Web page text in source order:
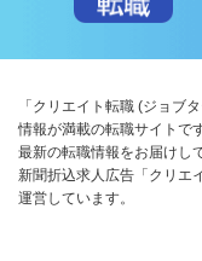
「クリエイト転職 (ジョブ
情報が満載の転職サイトで
最新の転職情報をお届けし
新聞折込求人広告「クリエ
運営しています。